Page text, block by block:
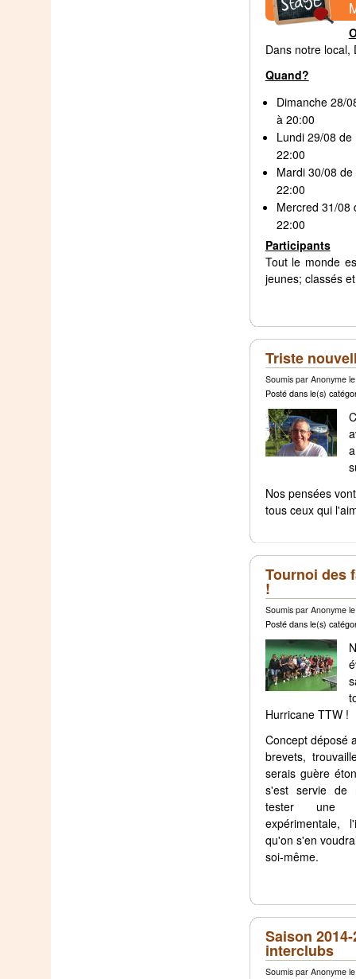
Dans notre local,
Quand?
Dimanche 28/
à 20:00
Lundi 29/08
22:00
Mardi 30/08
22:00
Mercred 31/08
22:00
Participants
Tout le monde
jeunes; classés
Triste
Soumis par Anonyme
Posté dans le(s)
Nos pensées
tous ceux qui
Tournoi des
!
Soumis par Anonyme
Posté dans le(s)
Hurricane TTW !
Concept déposé
brevets,
serais guère
s'est servie de
tester une
expérimentale,
qu'on s'en
soi-même.
Saison
interclubs
Soumis par Anonyme